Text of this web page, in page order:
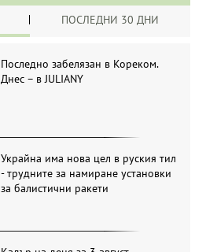
ПОСЛЕДНИ 30 ДНИ
Последно забелязан в Кореком.
Днес – в JULIANY
Украйна има нова цел в руския тил
- трудните за намиране установки
за балистични ракети